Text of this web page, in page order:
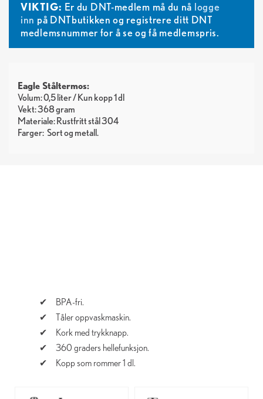
VIKTIG: Er du DNT-medlem må du nå logge
inn på DNTbutikken og registrere ditt DNT
medlemsnummer for å se og få medlemspris.
Eagle Ståltermos:
Volum: 0,5 liter / Kun kopp 1 dl
Vekt: 368 gram
Materiale: Rustfritt stål 304
Farger: Sort metall
BPA-fri.
Tåler oppvaskmaskin.
Kork med trykknapp.
360 graders hellefunksjon.
Kopp som rommer 1 dl.